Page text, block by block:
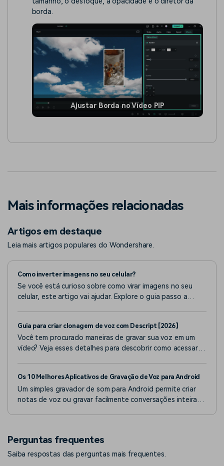
borda.
Ajustar Borda no Vídeo PIP
Mais informações relacionadas
Artigos em destaque
Leia mais artigos populares do Wondershare.
Como inverter imagens no seu celular?
Se você está curioso sobre como virar imagens no seu
celular, este artigo vai ajudar. Explore o guia passo a
Guia para criar clonagem de voz com Descript [2026]
Você tem procurado maneiras de gravar sua voz em um
vídeo? Veja esses detalhes para descobrir como acessar o
Os 10 Melhores Aplicativos de Gravação de Voz para Android
Um simples gravador de som para Android permite criar
notas de voz ou gravar facilmente conversações inteiras.
Perguntas frequentes
Saiba respostas das perguntas mais frequentes.